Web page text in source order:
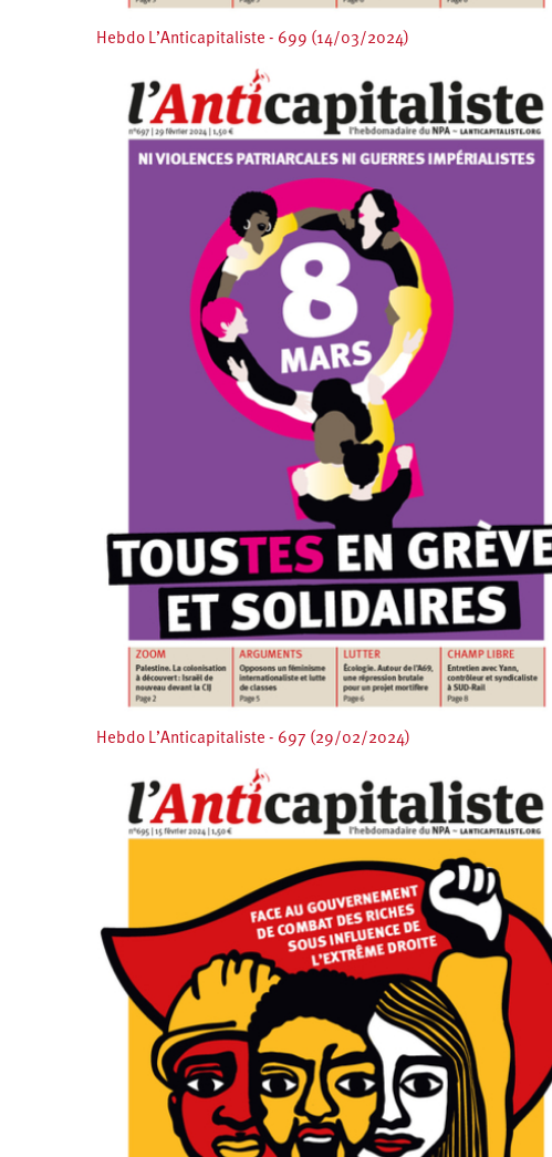
Hebdo L’Anticapitaliste - 699 (14/03/2024)
Hebdo L’Anticapitaliste - 697 (29/02/2024)